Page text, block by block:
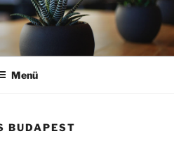
Menü
BUDAPEST